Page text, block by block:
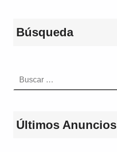
Búsqueda
Últimos Anuncios